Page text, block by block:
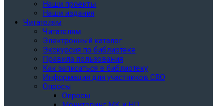
Наши проекты
Наши издания
Читателям
Читателям
Электронный каталог
Экскурсия по библиотеке
Правила пользования
Как записаться в библиотеку
Информация для участников СВО
Опросы
Опросы